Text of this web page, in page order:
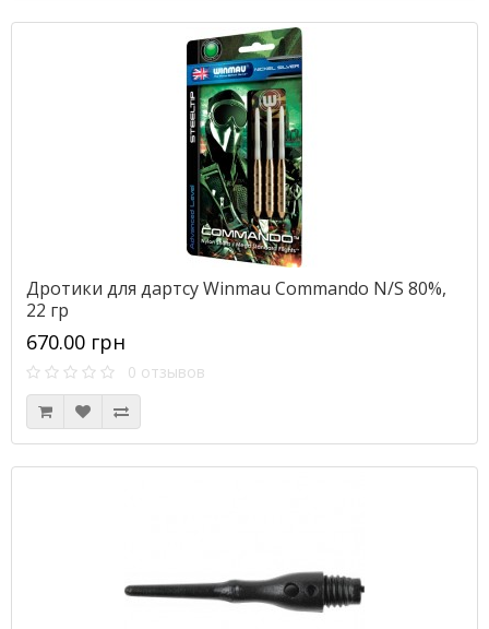
Дротики для дартсу Winmau Commando N/S 80%,
22 гр
670.00 грн
0 отзывов